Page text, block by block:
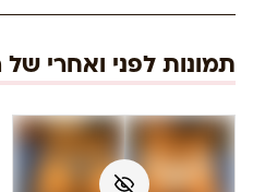
תמונות לפני ואחרי